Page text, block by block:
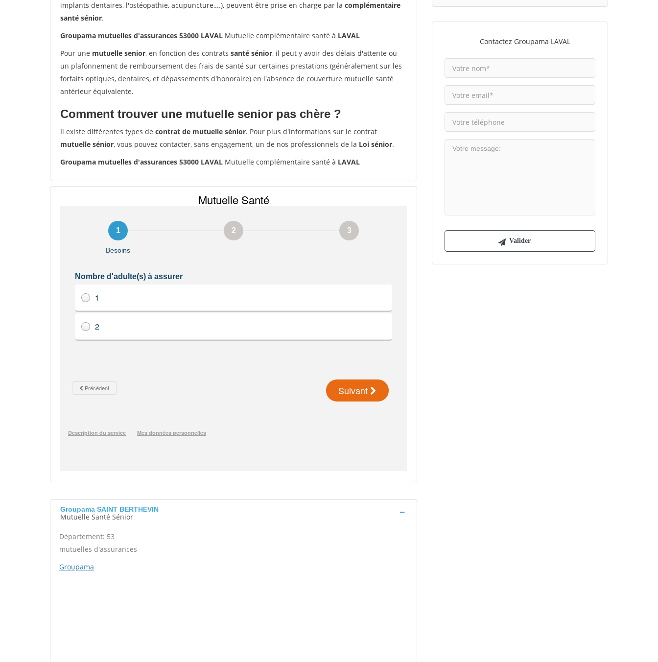
implants dentaires, l'ostéopathie, acupuncture,...), peuvent être prise en charge par la complémentaire
santé sénior.
Groupama mutuelles d'assurances 53000 LAVAL Mutuelle complémentaire santé à LAVAL
Pour une mutuelle senior, en fonction des contrats santé sénior, il peut y avoir des délais d'attente ou
un plafonnement de remboursement des frais de santé sur certaines prestations (généralement sur les
forfaits optiques, dentaires, et dépassements d'honoraire) en l'absence de couverture mutuelle santé
antérieur équivalente.
Comment trouver une mutuelle senior pas chère ?
Il existe différentes types de contrat de mutuelle sénior. Pour plus d'informations sur le contrat
mutuelle sénior, vous pouvez contacter, sans engagement, un de nos professionnels de la Loi sénior.
Groupama mutuelles d'assurances 53000 LAVAL Mutuelle complémentaire santé à LAVAL
Groupama SAINT BERTHEVIN
Mutuelle Santé Sénior
Département: 53
mutuelles d'assurances
Groupama
Contactez Groupama LAVAL